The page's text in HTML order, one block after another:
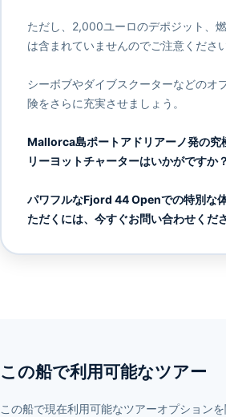
ただし、2,000ユーロのデポジット、
は含まれていませんのでご注意ください
シーボブやダイブスクーターなどのオ
険をさらに充実させましょう。
Mallorca島ポートアドリアーノ発の究
リーヨットチャーターはいかがですか？
パワフルなFjord 44 Openでの特別な
ただくには、今すぐお問い合わせくださ
この船で利用可能なツアー
この船で現在利用可能なツアーオプション